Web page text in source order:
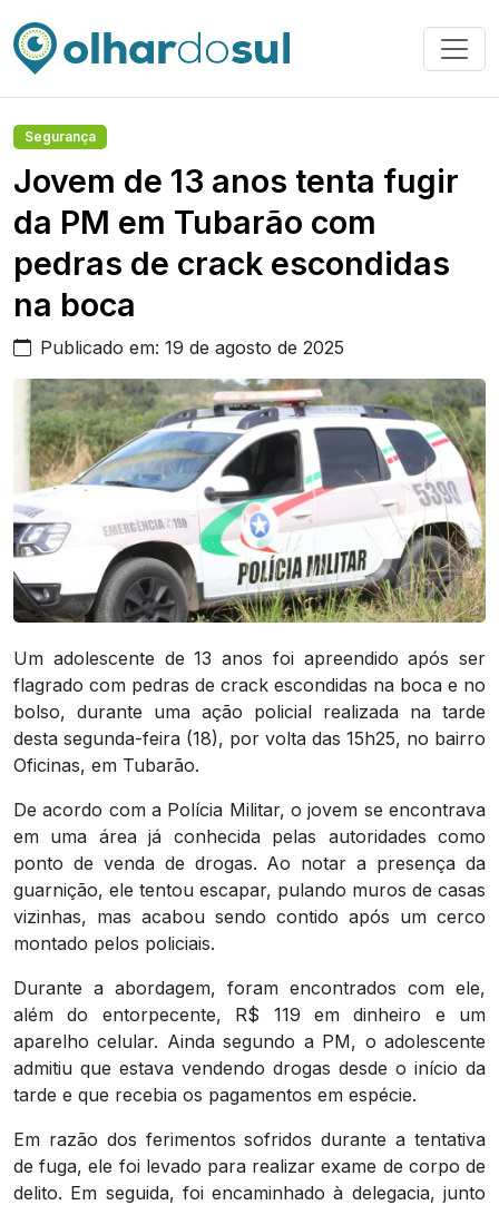
Segurança
Jovem de 13 anos tenta fugir
da PM em Tubarão com
pedras de crack escondidas
na boca
Publicado em: 19 de agosto de 2025
Um adolescente de 13 anos foi apreendido após ser
flagrado com pedras de crack escondidas na boca e no
bolso, durante uma ação policial realizada na tarde
desta segunda-feira (18), por volta das 15h25, no bairro
Oficinas, em Tubarão.
De acordo com a Polícia Militar, o jovem se encontrava
em uma área já conhecida pelas autoridades como
ponto de venda de drogas. Ao notar a presença da
guarnição, ele tentou escapar, pulando muros de casas
vizinhas, mas acabou sendo contido após um cerco
montado pelos policiais.
Durante a abordagem, foram encontrados com ele,
além do entorpecente, R$ 119 em dinheiro e um
aparelho celular. Ainda segundo a PM, o adolescente
admitiu que estava vendendo drogas desde o início da
tarde e que recebia os pagamentos em espécie.
Em razão dos ferimentos sofridos durante a tentativa
de fuga, ele foi levado para realizar exame de corpo de
delito. Em seguida, foi encaminhado à delegacia, junto